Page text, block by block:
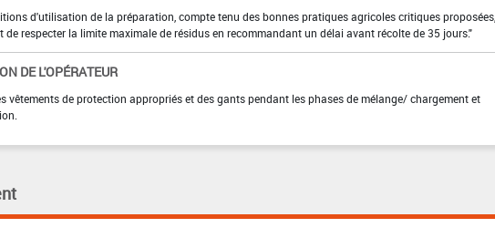
d'utilisation de la préparation, compte tenu des bonnes pratiques agricoles critiques proposées,
de respecter la limite maximale de résidus en recommandant un délai avant récolte de 35 jours."
DE L'OPÉRATEUR
vêtements de protection appropriés et des gants pendant les phases de mélange/ chargement et